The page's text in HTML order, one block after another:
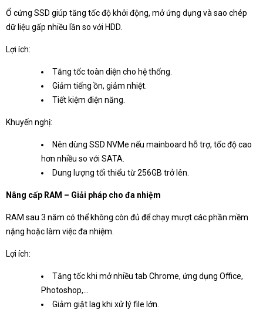
Ổ cứng SSD giúp tăng tốc độ khởi động, mở ứng dụng và sao chép
dữ liệu gấp nhiều lần so với HDD.
Lợi ích:
Tăng tốc toàn diện cho hệ thống.
Giảm tiếng ồn, giảm nhiệt.
Tiết kiệm điện năng.
Khuyến nghị:
Nên dùng SSD NVMe nếu mainboard hỗ trợ, tốc độ cao
hơn nhiều so với SATA.
Dung lượng tối thiểu từ 256GB trở lên.
Nâng cấp RAM – Giải pháp cho đa nhiệm
RAM sau 3 năm có thể không còn đủ để chạy mượt các phần mềm
nặng hoặc làm việc đa nhiệm.
Lợi ích:
Tăng tốc khi mở nhiều tab Chrome, ứng dụng Office,
Photoshop,...
Giảm giật lag khi xử lý file lớn.